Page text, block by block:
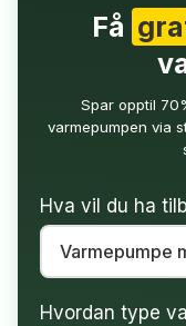
Få
Spar opptil
varmepumpen via
Hva vil du ha
Hvordan type